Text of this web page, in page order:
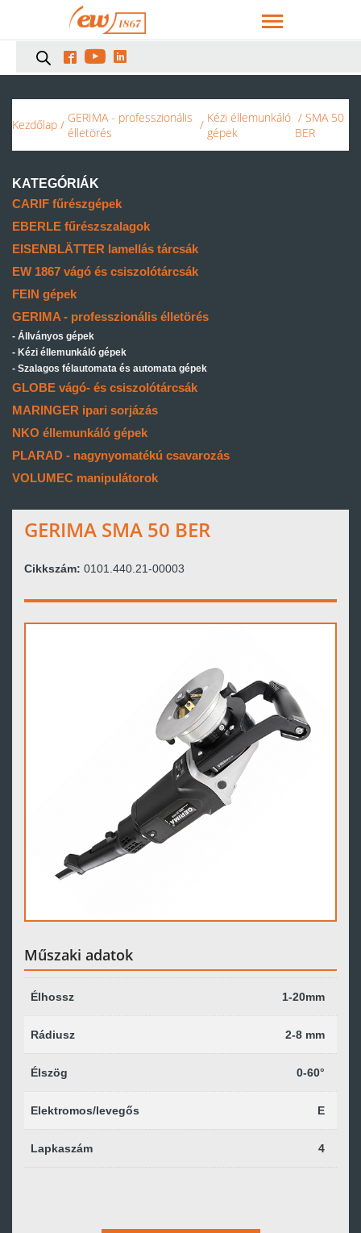
  
Kezdőlap / GERIMA - professzionális
élletörés
/ Kézi éllemunkáló
gépek
/ SMA 50
BER
KATEGÓRIÁK
CARIF fűrészgépek
EBERLE fűrészszalagok
EISENBLÄTTER lamellás tárcsák
EW 1867 vágó és csiszolótárcsák
FEIN gépek
GERIMA - professzionális élletörés
Állványos gépek
Kézi éllemunkáló gépek
Szalagos félautomata és automata gépek
GLOBE vágó- és csiszolótárcsák
MARINGER ipari sorjázás
NKO éllemunkáló gépek
PLARAD - nagynyomatékú csavarozás
VOLUMEC manipulátorok
GERIMA SMA 50 BER
Cikkszám: 0101.440.21-00003
Műszaki adatok
Élhossz 1-20mm
Rádiusz 2-8 mm
Élszög 0-60°
Elektromos/levegős E
Lapkaszám 4